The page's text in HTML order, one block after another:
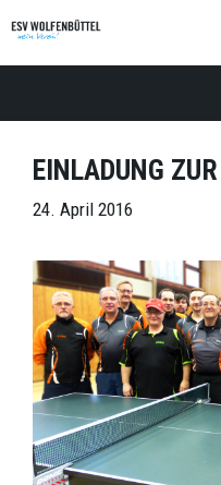
Inhalt
springen
EINLADUNG
24. April 2016